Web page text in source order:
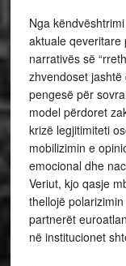
Nga
aktuale qeveritare
narrativës së
zhvendoset
pengesë për
model përdoret
krizë legjitimiteti
mobilizimin e
emocional dhe
Veriut, kjo qasje
thellojë
partnerët
në institucionet